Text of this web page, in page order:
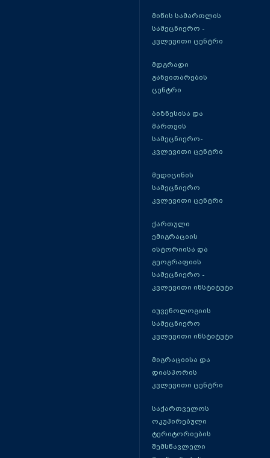
მიწის სამართლის
სამეცნიერო -
კვლევითი ცენტრი
მდგრადი
განვითარების
ცენტრი
ბიზნესისა და
მართვის
სამეცნიერო-
კვლევითი ცენტრი
მედიცინის
სამეცნიერო
კვლევითი ცენტრი
ქართული
ემიგრაციის
ისტორიისა და
გეოგრაფიის
სამეცნიერო -
კვლევითი ინსტიტუტი
იუვენოლოგიის
სამეცნიერო
კვლევითი ინსტიტუტი
მიგრაციისა და
დიასპორის
კვლევითი ცენტრი
საქართველოს
ოკუპირებული
ტერიტორიების
შემსწავლელი